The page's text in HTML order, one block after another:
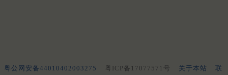
粤公网安备44010402003275 粤ICP备17077571号 关于本站
联